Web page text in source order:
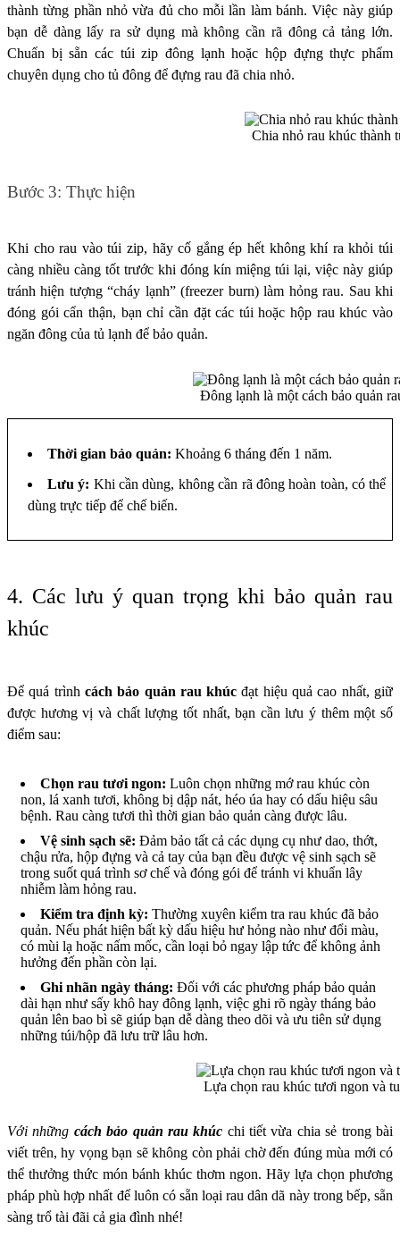
thành từng phần nhỏ vừa đủ cho mỗi lần làm bánh. Việc này giúp
bạn dễ dàng lấy ra sử dụng mà không cần rã đông cả tảng lớn.
Chuẩn bị sẵn các túi zip đông lạnh hoặc hộp đựng thực phẩm
chuyên dụng cho tủ đông để đựng rau đã chia nhỏ.
Chia nhỏ rau khúc thành
Bước 3: Thực hiện
Khi cho rau vào túi zip, hãy cố gắng ép hết không khí ra khỏi túi
càng nhiều càng tốt trước khi đóng kín miệng túi lại, việc này giúp
tránh hiện tượng “cháy lạnh” (freezer burn) làm hỏng rau. Sau khi
đóng gói cẩn thận, bạn chỉ cần đặt các túi hoặc hộp rau khúc vào
ngăn đông của tủ lạnh để bảo quản.
Đông lạnh là một cách bảo quản
Thời gian bảo quản: Khoảng 6 tháng đến 1 năm.
Lưu ý: Khi cần dùng, không cần rã đông hoàn toàn, có thể
dùng trực tiếp để chế biến.
4. Các lưu ý quan trọng khi bảo quản rau
khúc
Để quá trình cách bảo quản rau khúc đạt hiệu quả cao nhất, giữ
được hương vị và chất lượng tốt nhất, bạn cần lưu ý thêm một số
điểm sau:
Chọn rau tươi ngon: Luôn chọn những mớ rau khúc còn
non, lá xanh tươi, không bị dập nát, héo úa hay có dấu hiệu sâu
bệnh. Rau càng tươi thì thời gian bảo quản càng được lâu.
Vệ sinh sạch sẽ: Đảm bảo tất cả các dụng cụ như dao, thớt,
chậu rửa, hộp đựng và cả tay của bạn đều được vệ sinh sạch sẽ
trong suốt quá trình sơ chế và đóng gói để tránh vi khuẩn lây
nhiễm làm hỏng rau.
Kiểm tra định kỳ: Thường xuyên kiểm tra rau khúc đã bảo
quản. Nếu phát hiện bất kỳ dấu hiệu hư hỏng nào như đổi màu,
có mùi lạ hoặc nấm mốc, cần loại bỏ ngay lập tức để không ảnh
hưởng đến phần còn lại.
Ghi nhãn ngày tháng: Đối với các phương pháp bảo quản
dài hạn như sấy khô hay đông lạnh, việc ghi rõ ngày tháng bảo
quản lên bao bì sẽ giúp bạn dễ dàng theo dõi và ưu tiên sử dụng
những túi/hộp đã lưu trữ lâu hơn.
Lựa chọn rau khúc tươi ngon và
Với những cách bảo quản rau khúc chi tiết vừa chia sẻ trong bài
viết trên, hy vọng bạn sẽ không còn phải chờ đến đúng mùa mới có
thể thưởng thức món bánh khúc thơm ngon. Hãy lựa chọn phương
pháp phù hợp nhất để luôn có sẵn loại rau dân dã này trong bếp, sẵn
sàng trổ tài đãi cả gia đình nhé!